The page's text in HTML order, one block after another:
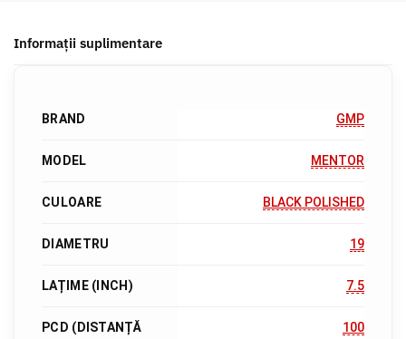
Informații suplimentare
BRAND GMP
MODEL MENTOR
CULOARE BLACK POLISHED
DIAMETRU 19
LAȚIME (INCH) 7.5
PCD (DISTANȚĂ
100